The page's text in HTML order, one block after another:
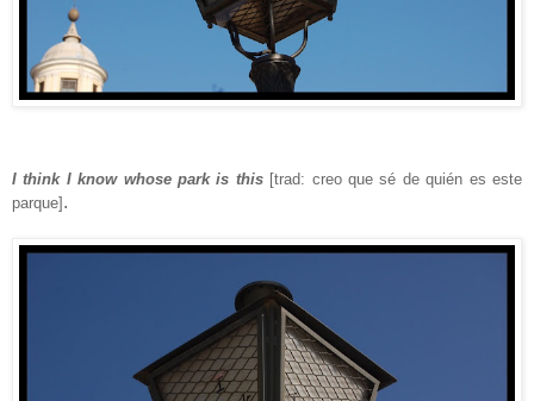
I think I know whose park is this[trad: creo que sé de quién es este
parque].